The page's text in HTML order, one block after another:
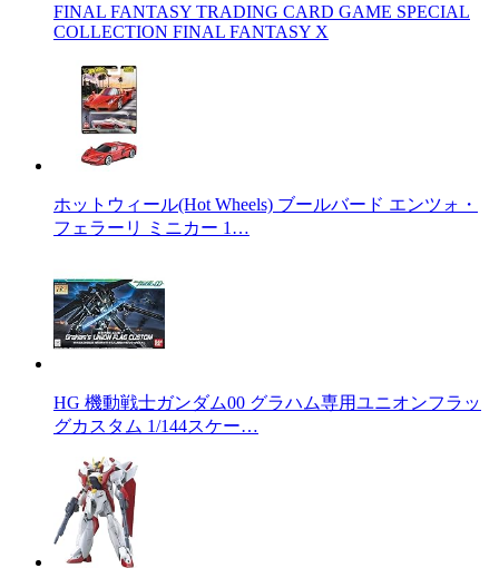
FINAL FANTASY TRADING CARD GAME SPECIAL
COLLECTION FINAL FANTASY X
ホットウィール(Hot Wheels) ブールバード エンツォ・
フェラーリ ミニカー 1…
HG 機動戦士ガンダム00 グラハム専用ユニオンフラッ
グカスタム 1/144スケー…